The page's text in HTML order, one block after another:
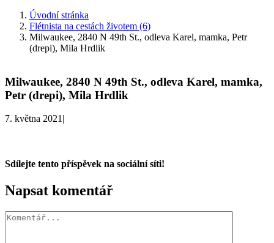
Úvodní stránka
Flétnista na cestách životem (6)
Milwaukee, 2840 N 49th St., odleva Karel, mamka, Petr
(drepi), Mila Hrdlik
Milwaukee, 2840 N 49th St., odleva Karel, mamka,
Petr (drepi), Mila Hrdlik
7. května 2021|
Sdílejte tento příspěvek na sociální síti!
Facebook
X
WhatsApp
Napsat komentář
Komentář